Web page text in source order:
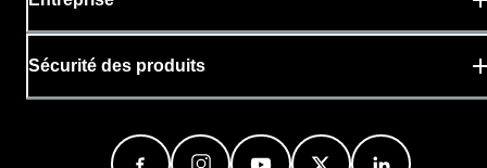
Sécurité des produits